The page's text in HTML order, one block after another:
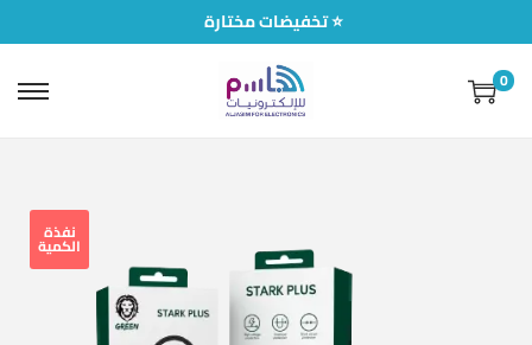
تخفيضات مختارة ⭐
0
نفذة
الكمية